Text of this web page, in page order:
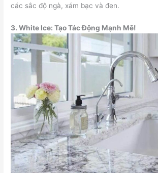
các sắc độ ngà, xám bạc và đen.
3.White Ice: Tạo Tác Động Mạnh Mẽ!